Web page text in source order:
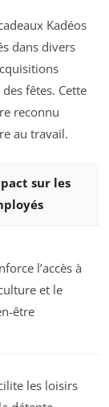
Kadéos
dans divers
fêtes. Cette
reconnu
au travail.
sur les
l’accès à
et le
être
les loisirs